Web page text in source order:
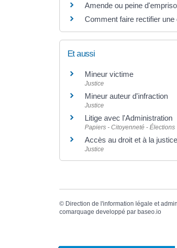
Amende ou peine
Comment faire rectifier
Et aussi
Mineur victime
Justice
Mineur auteur d'infraction
Justice
Litige avec l'Administration
Papiers - Citoyenneté - Élections
Accès au droit et à la justice
Justice
© Direction de l'information légale et
comarquage developpé par baseo.io